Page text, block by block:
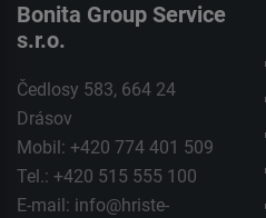
Bonita Group Service
s.r.o.
Čedlosy 583, 664 24
Drásov
Mobil: +420 774 401 509
Tel.: +420 515 555 100
E-mail: info@hriste-